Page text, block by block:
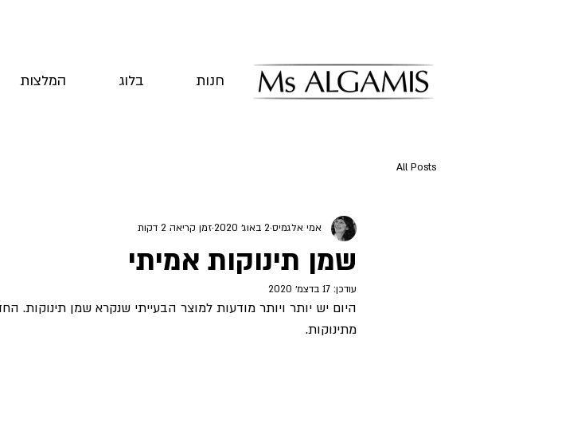
המלצות בלוג חנות
All Posts
שמן תינוקות אמיתי
אמי אלגמיס2 באוג׳ 2020 זמן קריאה 2 דקות
עודכן: 17 בדצמ׳ 2020
היום יש יותר ויותר מודעות למוצר הבעייתי שנקרא שמן תינוקות.
מתינוקות.